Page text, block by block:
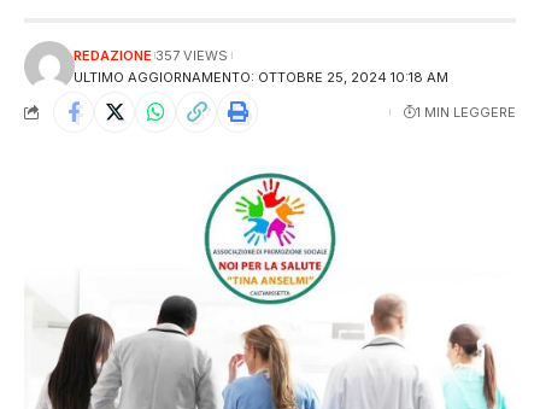
ULTIMO AGGIORNAMENTO: OTTOBRE 25, 2024 10:18 AM
REDAZIONE 357 VIEWS
1 MIN LEGGERE